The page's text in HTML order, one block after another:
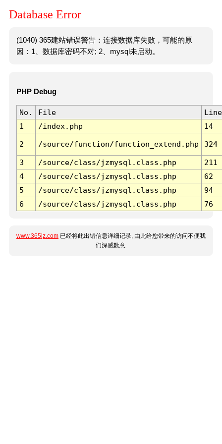
Database Error
(1040) 365建站错误警告：连接数据库失败，可能的原
因：1、数据库密码不对; 2、mysql未启动。
PHP Debug
No. File
Line
1
/index.php 14
2 /source/function/function_extend.php 324
3 /source/class/jzmysql.class.php
211
4
/source/class/jzmysql.class.php
62
5
/source/class/jzmysql.class.php
94
6
/source/class/jzmysql.class.php 76
www.365jz.com 已经将此出错信息详细记录, 由此给您带来的访问不便我
们深感歉意.